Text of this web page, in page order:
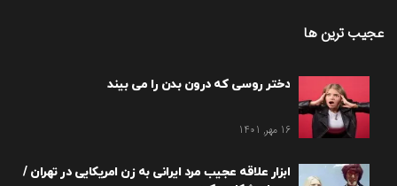
عجیب ترین ها
دختر روسی که درون بدن را می بیند
16 مهر, 1401
ابزار علاقه عجیب مرد ایرانی به زن امریکایی در تهران /